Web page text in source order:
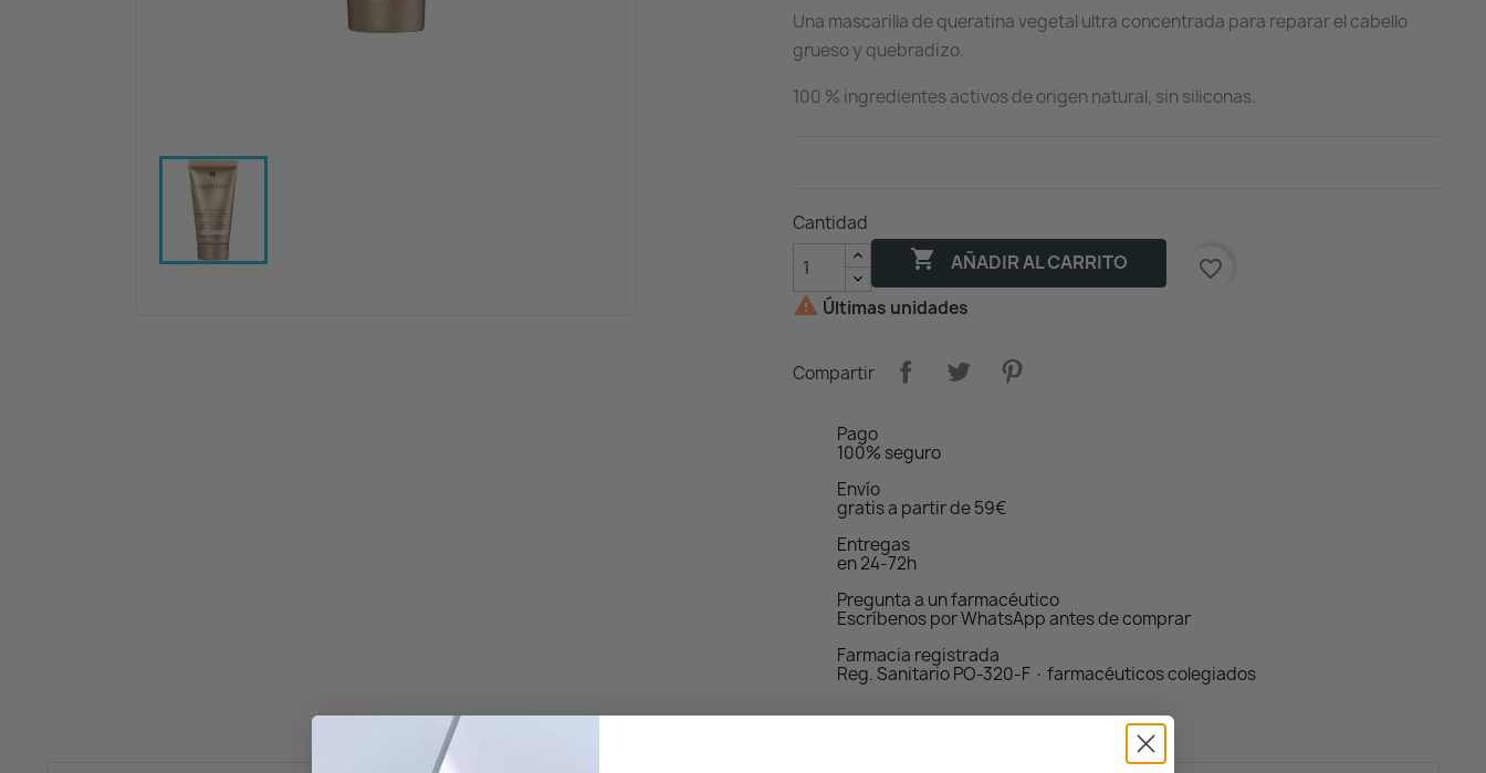
Una mascarilla de queratina vegetal ultra concentrada para reparar el cabello
grueso y quebradizo.
100 % ingredientes activos de origen natural, sin siliconas.
Cantidad
 AÑADIR AL CARRITO
favorite_border
 Últimas unidades
Compartir
Pago
100% seguro
Envío
gratis a partir de 59€
Entregas
en 24-72h
Pregunta a un farmacéutico
Escríbenos por WhatsApp antes de comprar
Farmacia registrada
Reg. Sanitario PO-320-F · farmacéuticos colegiados